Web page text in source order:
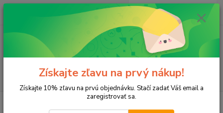
Menu
(Po-Pia, 8-17 hod.)
ks
za0 €
Hodiny mechanické spínacie 1FD/2A
Získajte zľavu na prvý nákup!
Získajte 10% zľavu na prvú objednávku. Stačí zadať Váš email a
zaregistrovať sa.